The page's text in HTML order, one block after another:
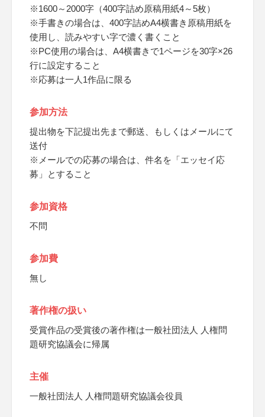
※1600～2000字（400字詰め原稿用紙4～5枚）
※手書きの場合は、400字詰めA4横書き原稿用紙を
使用し、読みやすい字で濃く書くこと
※PC使用の場合は、A4横書きで1ページを30字×26
行に設定すること
※応募は一人1作品に限る
参加方法
提出物を下記提出先まで郵送、もしくはメールにて
送付
※メールでの応募の場合は、件名を「エッセイ応
募」とすること
参加資格
不問
参加費
無し
著作権の扱い
受賞作品の受賞後の著作権は一般社団法人 人権問
題研究協議会に帰属
主催
一般社団法人 人権問題研究協議会役員